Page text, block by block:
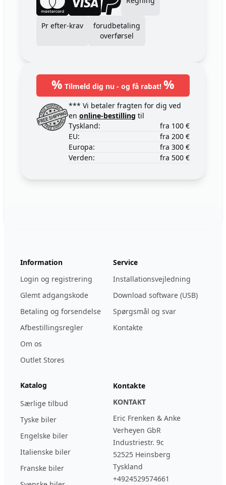
Pr efter-krav
forudbetaling
overførsel
% Tilmeld dig nu - og få rabat! %
*** Vi betaler fragten for dig ved
en online-bestilling til
Tyskland:
fra 100 €
EU:
fra 200 €
Europa:
fra 300 €
Verden:
fra 500 €
Information
Login og registrering
Glemt adgangskode
Betaling og forsendelse
Afbestillingsregler
Om os
Outlet Stores
Service
Installationsvejledning
Download software (USB)
Spørgsmål og svar
Kontakte
Katalog
Særlige tilbud
Tyske biler
Engelske biler
Italienske biler
Franske biler
Kontakte
KONTAKT
Eric Frenken & Anke
Verheyen GbR
Industriestr. 9c
52525 Heinsberg
Tyskland
+4924529574661